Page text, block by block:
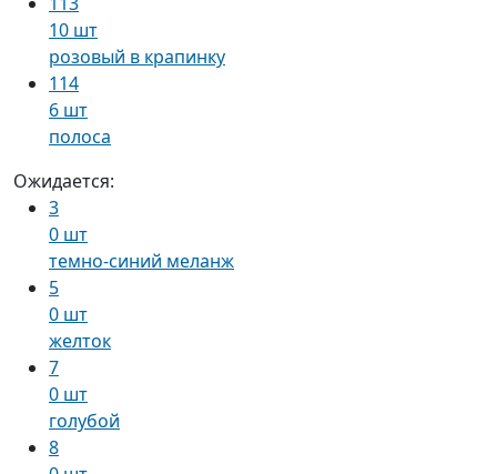
10 шт
розовый в крапинку
114
6 шт
полоса
Ожидается:
3
0 шт
темно-синий меланж
5
0 шт
желток
7
0 шт
голубой
8